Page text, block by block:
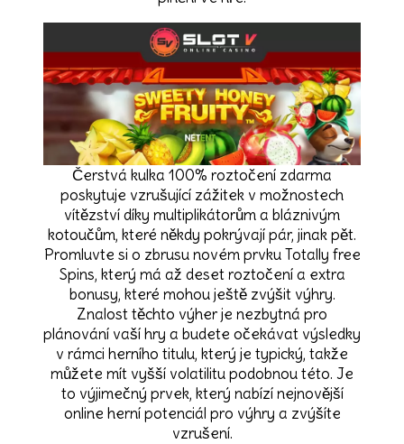
Čerstvá kulka 100% roztočení zdarma
poskytuje vzrušující zážitek v možnostech
vítězství díky multiplikátorům a bláznivým
kotoučům, které někdy pokrývají pár, jinak pět.
Promluvte si o zbrusu novém prvku Totally free
Spins, který má až deset roztočení a extra
bonusy, které mohou ještě zvýšit výhry.
Znalost těchto výher je nezbytná pro
plánování vaší hry a budete očekávat výsledky
v rámci herního titulu, který je typický, takže
můžete mít vyšší volatilitu podobnou této. Je
to výjimečný prvek, který nabízí nejnovější
online herní potenciál pro výhry a zvýšíte
vzrušení.